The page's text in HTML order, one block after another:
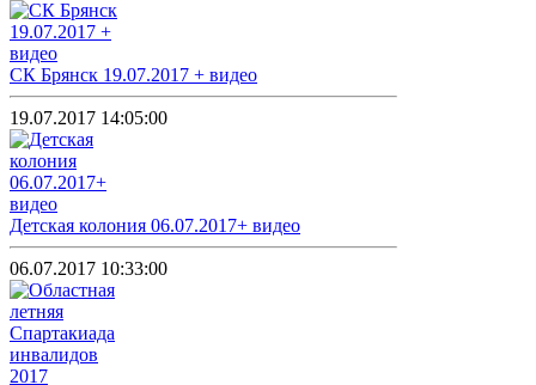
СК Брянск 19.07.2017 + видео
19.07.2017 14:05:00
Детская колония 06.07.2017+ видео
06.07.2017 10:33:00